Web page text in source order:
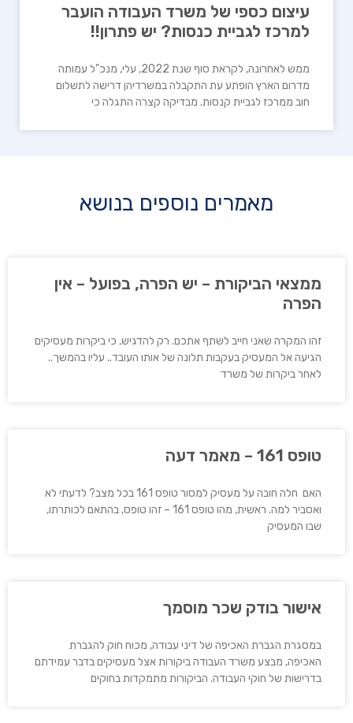
עיצום כספי של משרד העבודה הועבר
למרכז לגביית כנסות? יש פתרון!!
ממש לאחרונה, לקראת סוף שנת 2022, עלי, מנכ"ל עמותה
מדרום הארץ הופתע עת התקבלה במשרדיהן דרישה לתשלום
חוב ממרכז לגביית קנסות. מבדיקה קצרה התגלה כי
מאמרים נוספים בנושא
ממצאי הביקורת – יש הפרה, בפועל – אין
הפרה
זהו המקרה שאני חייב לשתף אתכם. רק להדגיש, כי ביקרות מעסיקים
הגיעה אל המעסיק בעקבות תלונה של אותו העובד.. עליו בהמשך..
לאחר ביקרות של משרד
טופס 161 – מאמר דעה
האם חלה חובה על מעסיק למסור טופס 161 בכל מצב? לדעתי לא
ואסביר למה. ראשית, מהו טופס 161 – זהו טופס, בהתאם לכותרתו,
שבו המעסיק
אישור בודק שכר מוסמך
במסגרת הגברת האכיפה של דיני עבודה, מכוח חוק להגברת
האכיפה, מבצע משרד העבודה ביקורות אצל מעסיקים בדבר עמידתם
בדרישות של חוקי העבודה. הביקורות מתמקדות בחוקים